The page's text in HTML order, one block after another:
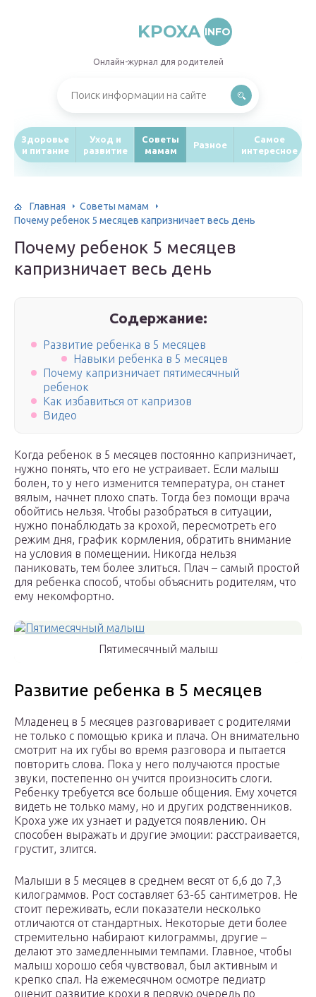
KPOXA INFO
Онлайн-журнал для родителей
Здоровье
и питание
Уход и
развитие
Советы
мамам
Разное
Самое
интересное
Главная
Советы мамам
Почему ребенок 5 месяцев капризничает весь день
Почему ребенок 5 месяцев
капризничает весь день
Содержание:
Развитие ребенка в 5 месяцев
Навыки ребенка в 5 месяцев
Почему капризничает пятимесячный
ребенок
Как избавиться от капризов
Видео
Когда ребенок в 5 месяцев постоянно капризничает,
нужно понять, что его не устраивает. Если малыш
болен, то у него изменится температура, он станет
вялым, начнет плохо спать. Тогда без помощи врача
обойтись нельзя. Чтобы разобраться в ситуации,
нужно понаблюдать за крохой, пересмотреть его
режим дня, график кормления, обратить внимание
на условия в помещении. Никогда нельзя
паниковать, тем более злиться. Плач – самый простой
для ребенка способ, чтобы объяснить родителям, что
ему некомфортно.
Пятимесячный малыш
Развитие ребенка в 5 месяцев
Младенец в 5 месяцев разговаривает с родителями
не только с помощью крика и плача. Он внимательно
смотрит на их губы во время разговора и пытается
повторить слова. Пока у него получаются простые
звуки, постепенно он учится произносить слоги.
Ребенку требуется все больше общения. Ему хочется
видеть не только маму, но и других родственников.
Кроха уже их узнает и радуется появлению. Он
способен выражать и другие эмоции: расстраивается,
грустит, злится.
Малыши в 5 месяцев в среднем весят от 6,6 до 7,3
килограммов. Рост составляет 63-65 сантиметров. Не
стоит переживать, если показатели несколько
отличаются от стандартных. Некоторые дети более
стремительно набирают килограммы, другие –
делают это замедленными темпами. Главное, чтобы
малыш хорошо себя чувствовал, был активным и
крепко спал. На ежемесячном осмотре педиатр
оценит развитие крохи в первую очередь по